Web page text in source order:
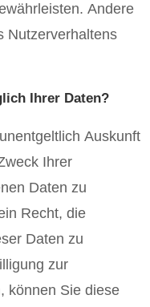
Andere
Nutzerverhaltens
Ihrer Daten?
Auskunft
Ihrer
Daten zu
Recht, die
Daten zu
zur
können Sie diese